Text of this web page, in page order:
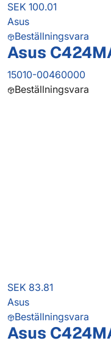
SEK 100.01
Asus
Beställningsvara
Asus
15010-00460000
Beställningsvara
SEK 83.81
Asus
Beställningsvara
Asus